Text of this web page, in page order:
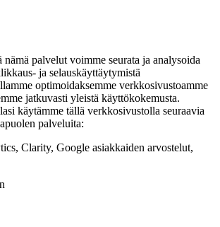
palvelut voimme seurata ja analysoida
ja selauskäyttäytymistä
optimoidaksemme verkkosivustoamme
jatkuvasti yleistä käyttökokemusta.
käytämme tällä verkkosivustolla seuraavia
palveluita:
Clarity, Google asiakkaiden arvostelut,